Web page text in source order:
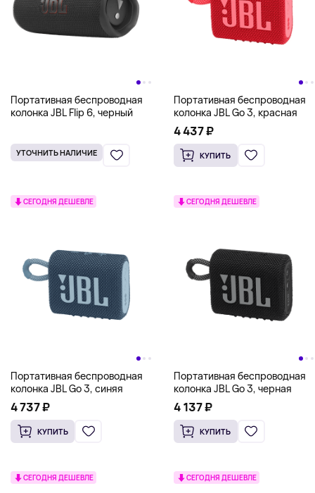
Портативная беспроводная
колонка JBL Flip 6, черный
УТОЧНИТЬ НАЛИЧИЕ
Портативная беспроводная
колонка JBL Go 3, красная
4 437 ₽
КУПИТЬ
СЕГОДНЯ ДЕШЕВЛЕ
Портативная беспроводная
колонка JBL Go 3, синяя
4 737 ₽
КУПИТЬ
СЕГОДНЯ ДЕШЕВЛЕ
Портативная беспроводная
колонка JBL Go 3, черная
4 137 ₽
КУПИТЬ
СЕГОДНЯ ДЕШЕВЛЕ СЕГОДНЯ ДЕШЕВЛЕ